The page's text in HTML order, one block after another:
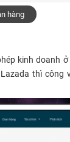
hàng
kinh doanh
thì công